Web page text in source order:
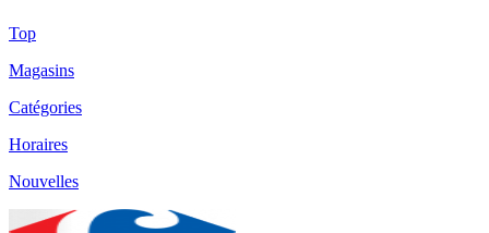
Top
Magasins
Catégories
Horaires
Nouvelles